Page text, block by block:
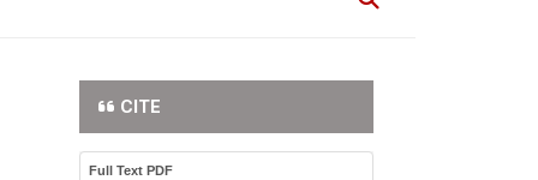
CITE
Full Text PDF